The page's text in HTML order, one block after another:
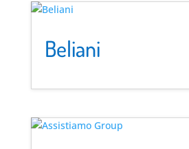
Beliani